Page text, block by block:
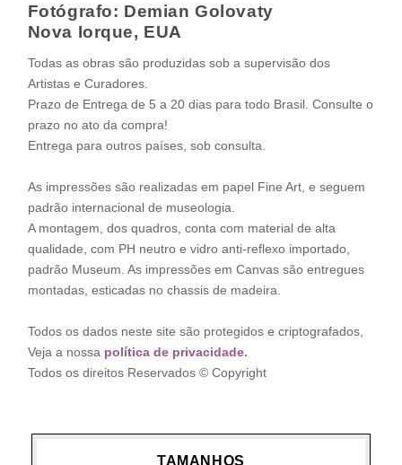
Fotógrafo: Demian Golovaty
Nova Iorque, EUA
Todas as obras são produzidas sob a supervisão dos
Artistas e Curadores.
Prazo de Entrega de 5 a 20 dias para todo Brasil. Consulte o
prazo no ato da compra!
Entrega para outros países, sob consulta.
As impressões são realizadas em papel Fine Art, e seguem
padrão internacional de museologia.
A montagem, dos quadros, conta com material de alta
qualidade, com PH neutro e vidro anti-reflexo importado,
padrão Museum. As impressões em Canvas são entregues
montadas, esticadas no chassis de madeira.
Todos os dados neste site são protegidos e criptografados,
Veja a nossa política de privacidade.
Todos os direitos Reservados © Copyright
TAMANHOS